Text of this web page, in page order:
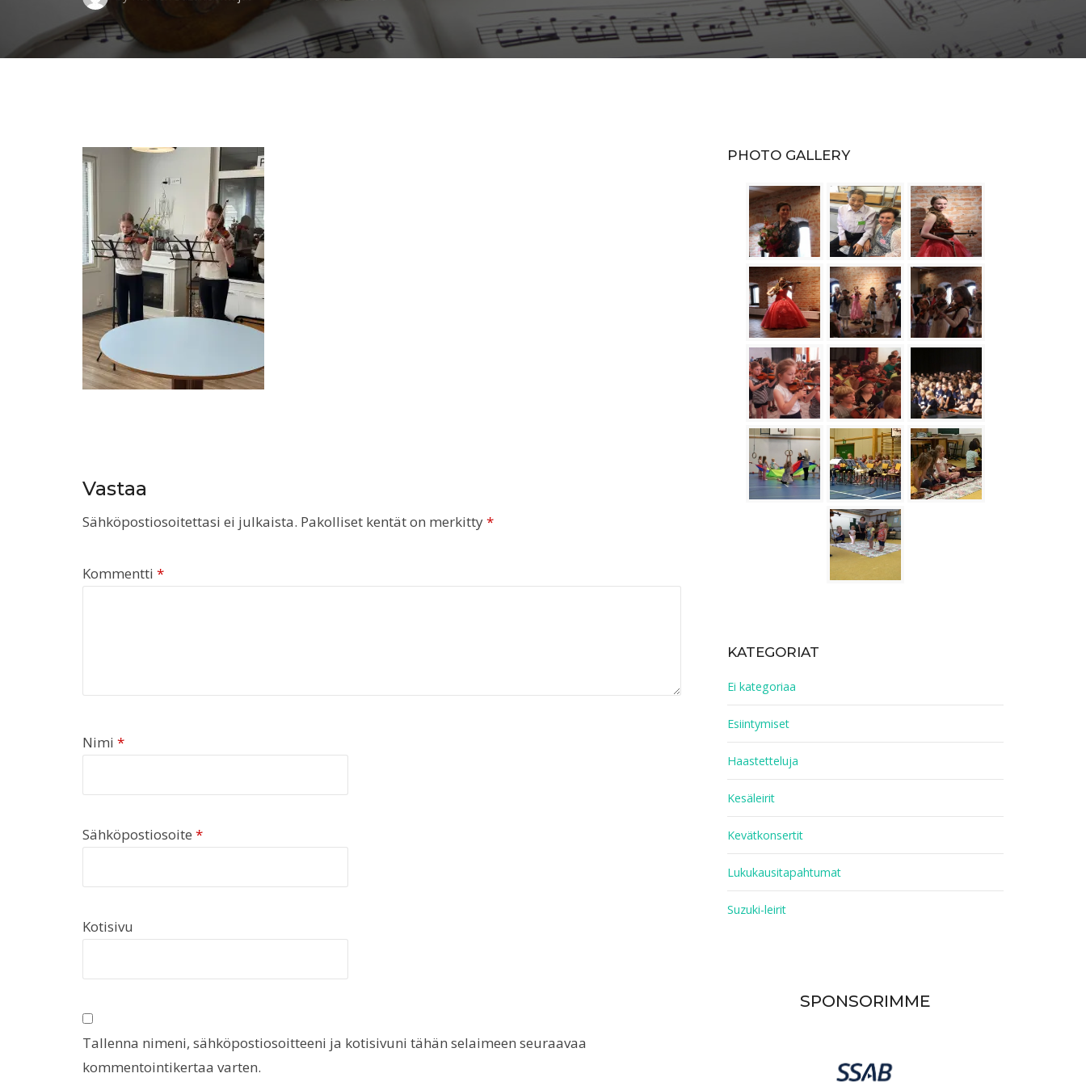
WhatsApp
Image
Vastaa
Sähköpostiosoitettasi ei julkaista. Pakolliset kentät on merkitty*
Kommentti *
Nimi *
Sähköpostiosoite *
Kotisivu
Tallenna nimeni, sähköpostiosoitteeni ja kotisivuni tähän selaimeen seuraavaa
kommentointikertaa varten.
PHOTO GALLERY
KATEGORIAT
Ei kategoriaa
Esiintymiset
Haastetteluja
Kesäleirit
Kevätkonsertit
Lukukausitapahtumat
Suzuki-leirit
SPONSORIMME